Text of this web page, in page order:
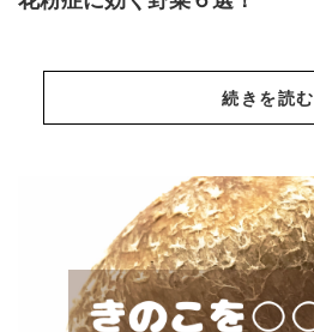
続きを読む